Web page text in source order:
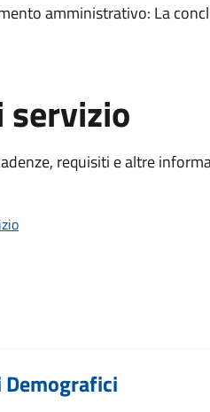
amministrativo: La
servizio
requisiti e altre